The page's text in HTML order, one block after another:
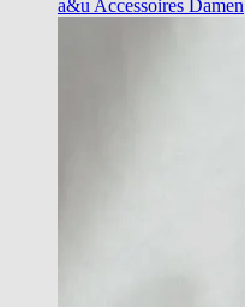
a&u Accessoires Damen